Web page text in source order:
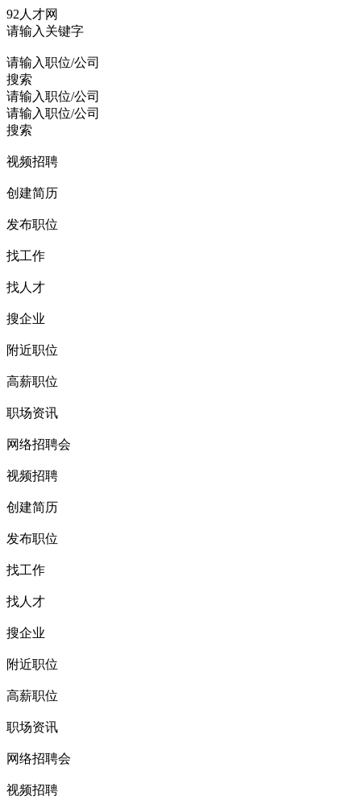
92人才网
请输入关键字
请输入职位/公司
搜索
请输入职位/公司
请输入职位/公司
搜索
视频招聘
创建简历
发布职位
找工作
找人才
搜企业
附近职位
高薪职位
职场资讯
网络招聘会
视频招聘
创建简历
发布职位
找工作
找人才
搜企业
附近职位
高薪职位
职场资讯
网络招聘会
视频招聘